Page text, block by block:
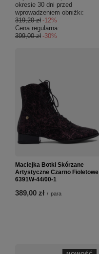
okresie 30 dni przed
wprowadzeniem obniżki:
319,20 zł -12%
Cena regularna:
399,00 zł -30%
Maciejka Botki Skórzane
Artystyczne Czarno Fioletowe
6391W-44/00-1
389,00 zł / para